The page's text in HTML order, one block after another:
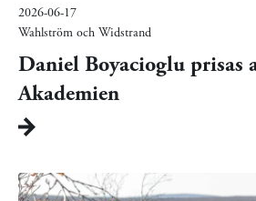
2026-06-17
Wahlström och Widstrand
Daniel Boyacioglu prisas
Akademien